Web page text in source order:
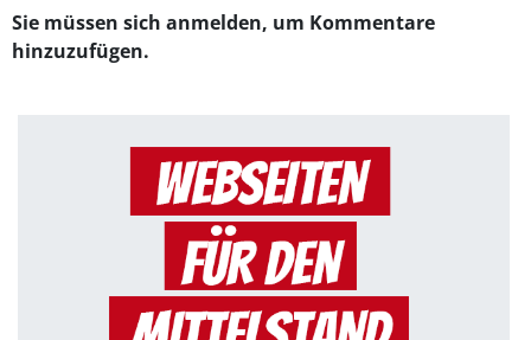
Sie müssen sich anmelden, um Kommentare
hinzuzufügen.